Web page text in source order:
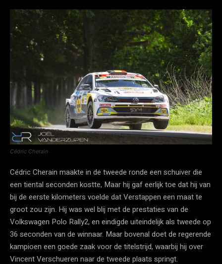
Cédric Cherain
Cédric Cherain maakte in de tweede ronde een schuiver die
een tiental seconden kostte, Maar hij gaf eerlijk toe dat hij van
bij de eerste kilometers voelde dat Verstappen een maat te
groot zou zijn. Hij was wel blij met de prestaties van de
Volkswagen Polo Rally2, en eindigde uiteindelijk als tweede op
36 seconden van de winnaar. Maar bovenal doet de regerende
kampioen een goede zaak voor de titelstrijd, waarbij hij over
Vincent Verschueren naar de tweede plaats springt.